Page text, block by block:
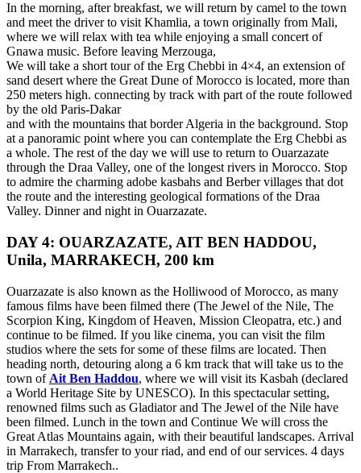
In the morning, after breakfast, we will return by camel to the town
and meet the driver to visit Khamlia, a town originally from Mali,
where we will relax with tea while enjoying a small concert of
Gnawa music. Before leaving Merzouga,
We will take a short tour of the Erg Chebbi in 4×4, an extension of
sand desert where the Great Dune of Morocco is located, more than
250 meters high. connecting by track with part of the route followed
by the old Paris-Dakar
and with the mountains that border Algeria in the background. Stop
at a panoramic point where you can contemplate the Erg Chebbi as
a whole. The rest of the day we will use to return to Ouarzazate
through the Draa Valley, one of the longest rivers in Morocco. Stop
to admire the charming adobe kasbahs and Berber villages that dot
the route and the interesting geological formations of the Draa
Valley. Dinner and night in Ouarzazate.
DAY 4: OUARZAZATE, AIT BEN HADDOU,
Unila, MARRAKECH, 200 km
Ouarzazate is also known as the Holliwood of Morocco, as many
famous films have been filmed there (The Jewel of the Nile, The
Scorpion King, Kingdom of Heaven, Mission Cleopatra, etc.) and
continue to be filmed. If you like cinema, you can visit the film
studios where the sets for some of these films are located. Then
heading north, detouring along a 6 km track that will take us to the
town of Ait Ben Haddou, where we will visit its Kasbah (declared
a World Heritage Site by UNESCO). In this spectacular setting,
renowned films such as Gladiator and The Jewel of the Nile have
been filmed. Lunch in the town and Continue We will cross the
Great Atlas Mountains again, with their beautiful landscapes. Arrival
in Marrakech, transfer to your riad, and end of our services. 4 days
trip From Marrakech..